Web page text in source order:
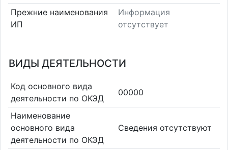
Прежние наименования
ИП
Информация
отсутствует
ВИДЫ ДЕЯТЕЛЬНОСТИ
Код основного вида
деятельности по ОКЭД
00000
Наименование
основного вида
деятельности по ОКЭД
Cведения отсутствуют